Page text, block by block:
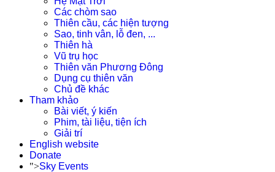
Các chòm sao
Thiên cầu, các hiện tượng
Sao, tinh vân, lỗ đen, ...
Thiên hà
Vũ trụ học
Thiên văn Phương Đông
Dụng cụ thiên văn
Chủ đề khác
Tham khảo
Bài viết, ý kiến
Phim, tài liệu, tiện ích
Giải trí
English website
Donate
">Sky Events